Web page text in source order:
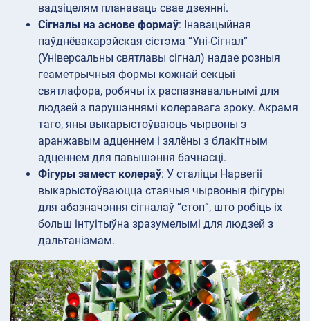
вадзіцелям планаваць свае дзеянні.
Сігналы на аснове формаў: Інавацыйная
паўднёвакарэйская сістэма “Уні-Сігнал”
(Універсальны святлавы сігнал) надае розныя
геаметрычныя формы кожнай секцыі
святлафора, робячы іх распазнавальнымі для
людзей з парушэннямі колеравага зроку. Акрамя
таго, яны выкарыстоўваюць чырвоны з
аранжавым адценнем і зялёны з блакітным
адценнем для павышэння бачнасці.
Фігуры замест колераў: У сталіцы Нарвегіі
выкарыстоўваюцца стаячыя чырвоныя фігуры
для абазначэння сігналаў “стоп”, што робіць іх
больш інтуітыўна зразумелымі для людзей з
дальтанізмам.